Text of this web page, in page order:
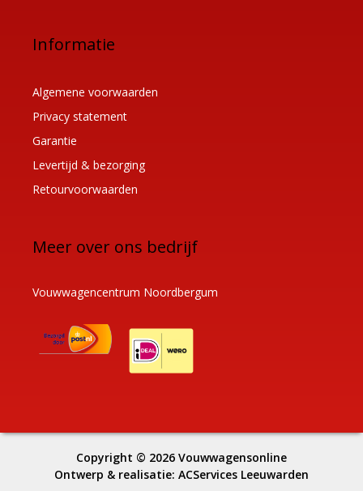
Informatie
Algemene voorwaarden
Privacy statement
Garantie
Levertijd & bezorging
Retourvoorwaarden
Meer over ons bedrijf
Vouwwagencentrum Noordbergum
Copyright © 2026 Vouwwagensonline
Ontwerp & realisatie: ACServices Leeuwarden